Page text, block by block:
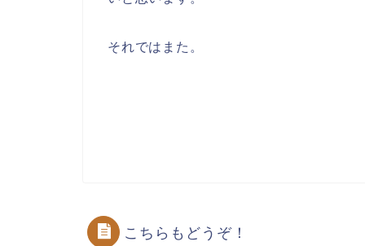
それではまた。
こちらもどうぞ！